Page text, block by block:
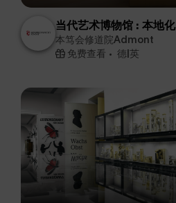
当代艺术博物馆 : 本地化
本笃会修道院Admont
免费查看
德|英